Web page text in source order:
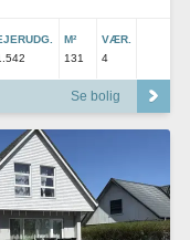
M²
131
VÆR.
4
Se bolig